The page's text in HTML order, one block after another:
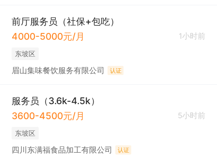
前厅服务员（社保+包吃）
4000-5000元/月
1小时前
东坡区
眉山集味餐饮服务有限公司 认证
服务员（3.6k-4.5k）
3600-4500元/月
5小时前
东坡区
四川东满福食品加工有限公司 认证